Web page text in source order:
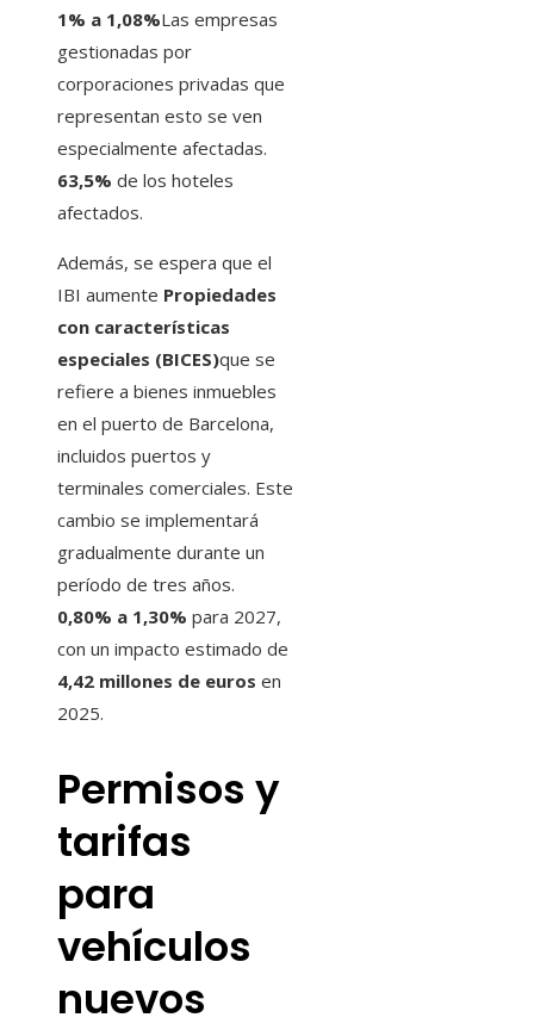
1% a 1,08%Las empresas
gestionadas por
corporaciones privadas que
representan esto se ven
especialmente afectadas.
63,5% de los hoteles
afectados.
Además, se espera que el
IBI aumente Propiedades
con características
especiales (BICES)que se
refiere a bienes inmuebles
en el puerto de Barcelona, ​​
incluidos puertos y
terminales comerciales. Este
cambio se implementará
gradualmente durante un
período de tres años.
0,80% a 1,30% para 2027,
con un impacto estimado de
4,42 millones de euros en
2025.
Permisos y
tarifas
para
vehículos
nuevos